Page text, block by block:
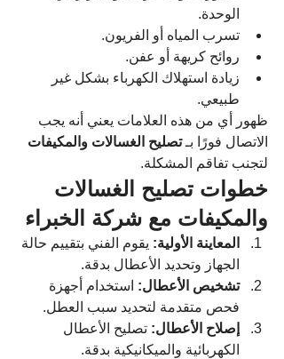
الوحدة.
تسرب المياه أو الفريون.
روائح كريهة أو عفن.
زيادة استهلاك الكهرباء بشكل غير
طبيعي.
ظهور أي من هذه العلامات يعني أنه يجب
الاتصال فورًا بـ تصليح الغسالات والمكيفات
لتجنب تفاقم المشكلة.
خطوات تصليح الغسالات
والمكيفات مع شركة الخبراء
المعاينة الأولية: يقوم الفني بتقييم حالة
الجهاز وتحديد الأعطال بدقة.
تشخيص الأعطال: استخدام أجهزة
فحص متقدمة لتحديد سبب العطل.
إصلاح الأعطال: تصليح الأعطال
الكهربائية والميكانيكية بدقة.